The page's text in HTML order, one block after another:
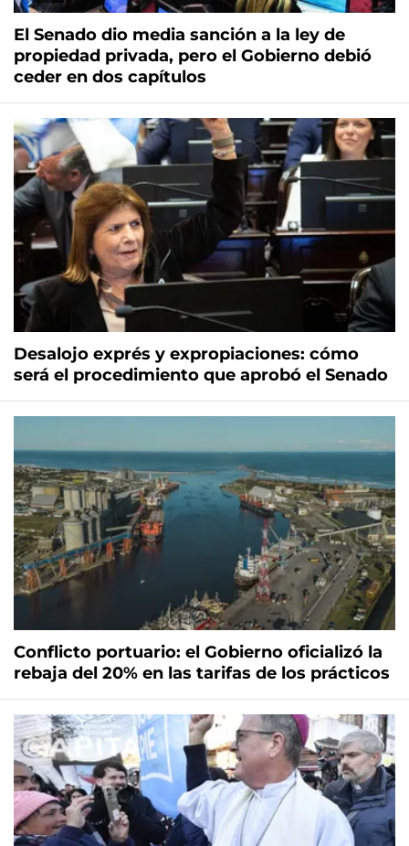
El Senado dio media sanción a la ley de
propiedad privada, pero el Gobierno debió
ceder en dos capítulos
Desalojo exprés y expropiaciones: cómo
será el procedimiento que aprobó el Senado
Conflicto portuario: el Gobierno oficializó la
rebaja del 20% en las tarifas de los prácticos